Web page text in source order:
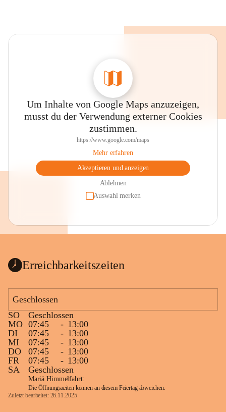
Um Inhalte von Google Maps anzuzeigen,
musst du der Verwendung externer Cookies
zustimmen.
https://www.google.com/maps
Mehr erfahren
Akzeptieren und anzeigen
Ablehnen
Auswahl merken
Erreichbarkeitszeiten
Geschlossen
SO
Geschlossen
MO 07:45 - 13:00
DI
07:45 - 13:00
MI
07:45 - 13:00
DO
07:45 - 13:00
FR
07:45 - 13:00
SA
Geschlossen
Mariä Himmelfahrt:
Die Öffnungszeiten können an diesem Feiertag abweichen.
Zuletzt bearbeitet: 26.11.2025